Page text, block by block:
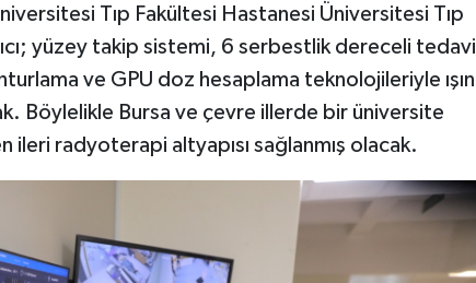
Tıp Fakültesi Hastanesi Üniversitesi Tıp
yüzey takip sistemi, 6 serbestlik dereceli tedavi
ve GPU doz hesaplama teknolojileriyle ışın
Böylelikle Bursa ve çevre illerde bir üniversite
ileri radyoterapi altyapısı sağlanmış olacak.